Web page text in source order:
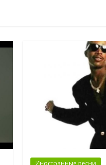
Иностранные песни